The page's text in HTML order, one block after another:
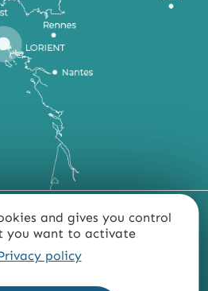
and gives you control
you want to activate
policy
PLAN DU SITE
PRESSE